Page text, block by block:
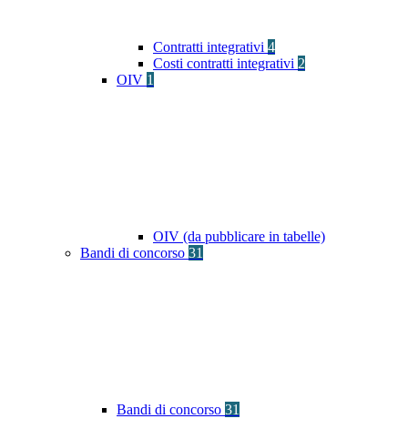
Contratti integrativi 4
Costi contratti integrativi 2
OIV 1
OIV (da pubblicare in tabelle)
Bandi di concorso 31
Bandi di concorso 31